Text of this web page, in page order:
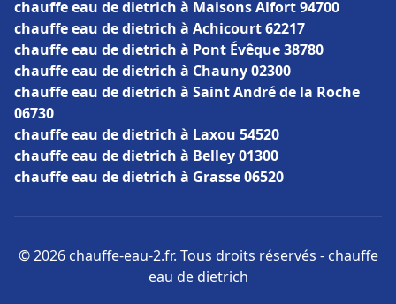
chauffe eau de dietrich à Maisons Alfort 94700
chauffe eau de dietrich à Achicourt 62217
chauffe eau de dietrich à Pont Évêque 38780
chauffe eau de dietrich à Chauny 02300
chauffe eau de dietrich à Saint André de la Roche
06730
chauffe eau de dietrich à Laxou 54520
chauffe eau de dietrich à Belley 01300
chauffe eau de dietrich à Grasse 06520
© 2026 chauffe-eau-2.fr. Tous droits réservés - chauffe
eau de dietrich